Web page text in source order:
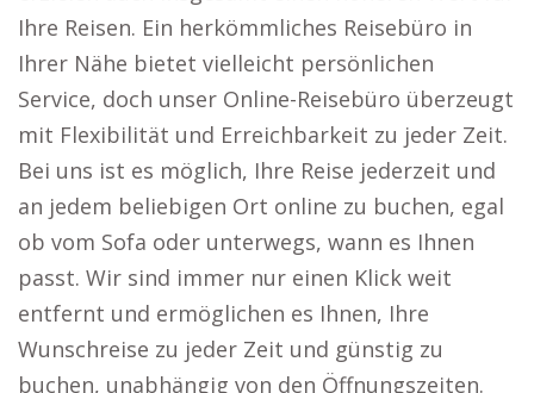
Ihre Reisen. Ein herkömmliches Reisebüro in
Ihrer Nähe bietet vielleicht persönlichen
Service, doch unser Online-Reisebüro überzeugt
mit Flexibilität und Erreichbarkeit zu jeder Zeit.
Bei uns ist es möglich, Ihre Reise jederzeit und
an jedem beliebigen Ort online zu buchen, egal
ob vom Sofa oder unterwegs, wann es Ihnen
passt. Wir sind immer nur einen Klick weit
entfernt und ermöglichen es Ihnen, Ihre
Wunschreise zu jeder Zeit und günstig zu
buchen, unabhängig von den Öffnungszeiten.